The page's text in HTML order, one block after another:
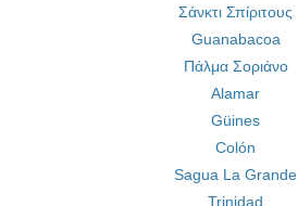
Σάνκτι Σπίριτους
Guanabacoa
Πάλμα Σοριάνο
Alamar
Güines
Colón
Sagua La Grande
Trinidad